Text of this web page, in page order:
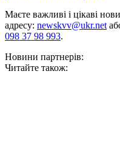
Маєте важливі і цікаві
адресу: newskvv@ukr.net
098 37 98 993.
Новини партнерів:
Читайте також: